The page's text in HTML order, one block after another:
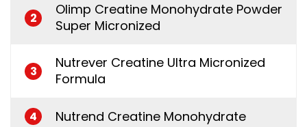
2
Olimp Creatine Monohydrate Powder
Super Micronized
3
Nutrever Creatine Ultra Micronized
Formula
4 Nutrend Creatine Monohydrate